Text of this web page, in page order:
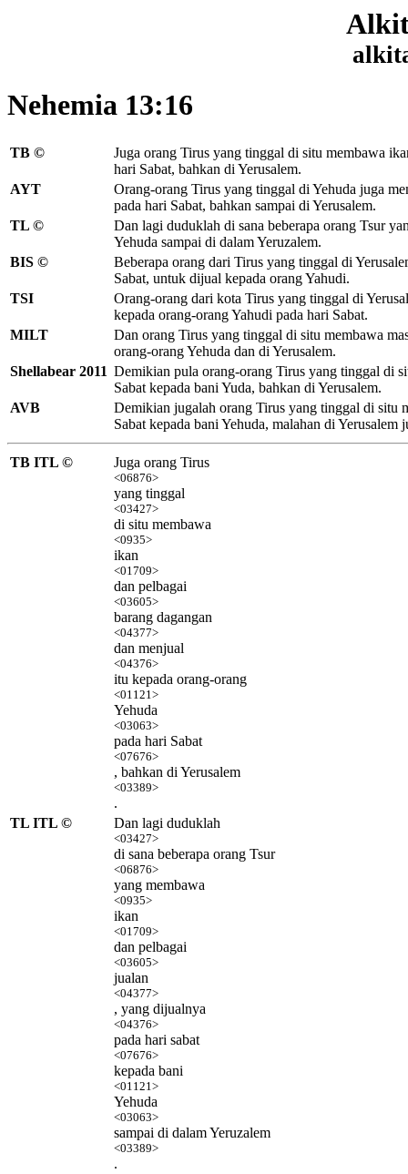
Nehemia 13:16
TB ©
Juga orang Tirus yang tinggal di situ membawa
hari Sabat, bahkan di Yerusalem.
AYT
Orang-orang Tirus yang tinggal di Yehuda juga
pada hari Sabat, bahkan sampai di Yerusalem.
TL ©
Dan lagi duduklah di sana beberapa orang Tsur
Yehuda sampai di dalam Yeruzalem.
BIS ©
Beberapa orang dari Tirus yang tinggal di
Sabat, untuk dijual kepada orang Yahudi.
TSI
Orang-orang dari kota Tirus yang tinggal di
kepada orang-orang Yahudi pada hari Sabat.
MILT
Dan orang Tirus yang tinggal di situ membawa
orang-orang Yehuda dan di Yerusalem.
Shellabear 2011 Demikian pula orang-orang Tirus yang tinggal di
Sabat kepada bani Yuda, bahkan di Yerusalem.
AVB
Demikian jugalah orang Tirus yang tinggal di situ
Sabat kepada bani Yehuda, malahan di Yerusalem
TB ITL © Juga orang Tirus
<06876>
yang tinggal
<03427>
di situ membawa
<0935>
ikan
<01709>
dan pelbagai
<03605>
barang dagangan
<04377>
dan menjual
<04376>
itu kepada orang-orang
<01121>
Yehuda
<03063>
pada hari Sabat
<07676>
, bahkan di Yerusalem
<03389>
.
TL ITL ©
Dan lagi duduklah
<03427>
di sana beberapa orang Tsur
<06876>
yang membawa
<0935>
ikan
<01709>
dan pelbagai
<03605>
jualan
<04377>
, yang dijualnya
<04376>
pada hari sabat
<07676>
kepada bani
<01121>
Yehuda
<03063>
sampai di dalam Yeruzalem
<03389>
.